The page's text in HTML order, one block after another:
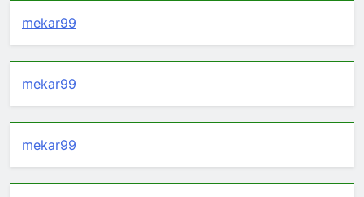
mekar99
mekar99
mekar99